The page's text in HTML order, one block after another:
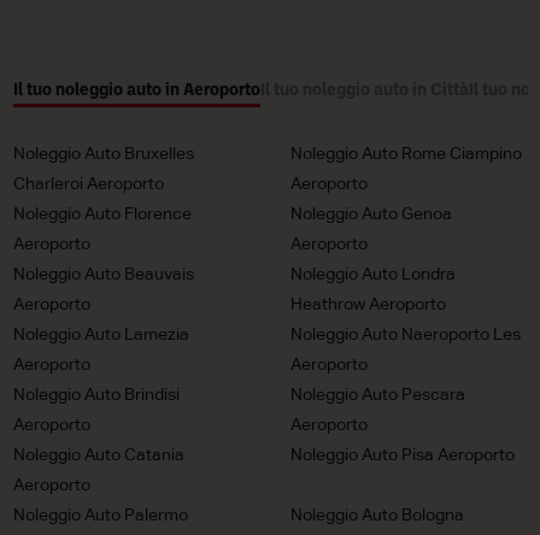
Il tuo noleggio auto in Aeroporto
Noleggio Auto Bruxelles
Charleroi Aeroporto
Noleggio Auto Rome Ciampino
Aeroporto
Noleggio Auto Florence
Aeroporto
Noleggio Auto Genoa
Aeroporto
Noleggio Auto Beauvais
Aeroporto
Noleggio Auto Londra
Heathrow Aeroporto
Noleggio Auto Lamezia
Aeroporto
Noleggio Auto Naeroporto Les
Aeroporto
Noleggio Auto Brindisi
Aeroporto
Noleggio Auto Pescara
Aeroporto
Noleggio Auto Catania
Aeroporto
Noleggio Auto Pisa Aeroporto
Noleggio Auto Palermo
Noleggio Auto Bologna